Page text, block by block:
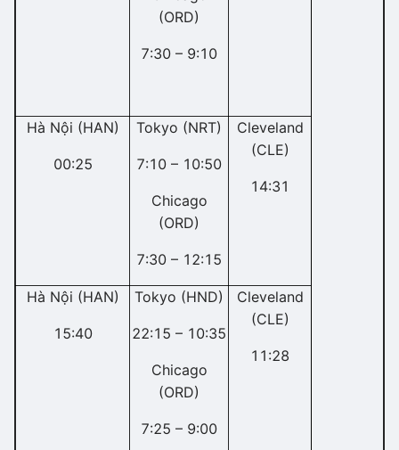
(ORD)
7:30 – 9:10
Hà Nội (HAN)
00:25
Tokyo (NRT)
7:10 – 10:50
Chicago
(ORD)
7:30 – 12:15
Cleveland
(CLE)
14:31
Hà Nội (HAN)
15:40
Tokyo (HND)
22:15 – 10:35
Chicago
(ORD)
7:25 – 9:00
Cleveland
(CLE)
11:28